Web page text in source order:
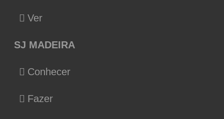
Ver
SJ MADEIRA
Conhecer
Fazer